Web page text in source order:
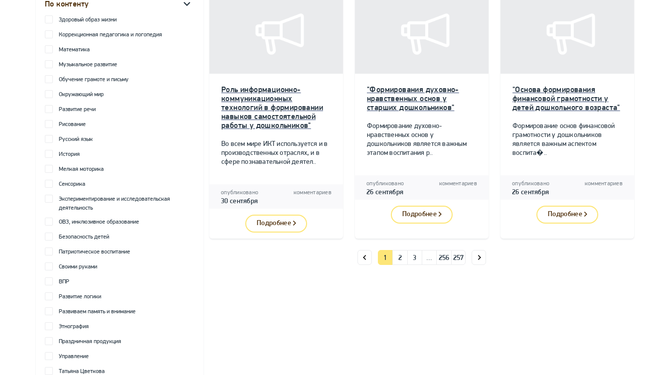
По контенту
Здоровый образ жизни
Коррекционная педагогика и логопедия
Математика
Музыкальное развитие
Обучение грамоте и письму
Окружающий мир
Развитие речи
Рисование
Русский язык
История
Мелкая моторика
Сенсорика
Экспериментирование и исследовательская
деятельность
ОВЗ, инклюзивное образование
Безопасность детей
Патриотическое воспитание
Своими руками
ВПР
Развитие логики
Развиваем память и внимание
Этнография
Праздничная продукция
Управление
Татьяна Цветкова
Роль информационно-
коммуникационных
технологий в формировании
навыков самостоятельной
работы у дошкольников"
Во всем мире ИКТ используется и в
производственных отраслях, и в
сфере познавательной деятел..
опубликовано
30 сентября
комментариев
Подробнее
"Формирования духовно-
нравственных основ у
старших дошкольников"
Формирование духовно-
нравственных основ у
дошкольников является важным
этапом воспитания р..
опубликовано
26 сентября
комментариев
Подробнее
"Основа формирования
финансовой грамотности у
детей дошкольного возраста"
Формирование основ финансовой
грамотности у дошкольников
является важным аспектом
воспита�..
опубликовано
26 сентября
комментариев
Подробнее
1 2 3 … 256 257